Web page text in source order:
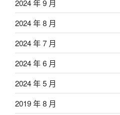
2024 年 9 月
2024 年 8 月
2024 年 7 月
2024 年 6 月
2024 年 5 月
2019 年 8 月